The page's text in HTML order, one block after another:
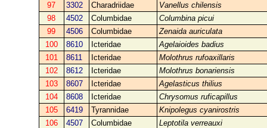
97
3302 Charadriidae
Vanellus chilensis
98
4502 Columbidae
Columbina picui
99
4506 Columbidae
Zenaida auriculata
100
8610 Icteridae
Agelaioides badius
101
8611 Icteridae
Molothrus rufoaxillaris
102
8612 Icteridae
Molothrus bonariensis
103
8607 Icteridae
Agelasticus thilius
104
8608 Icteridae
Chrysomus ruficapillus
105
6419 Tyrannidae
Knipolegus cyanirostris
106
4507 Columbidae
Leptotila verreauxi